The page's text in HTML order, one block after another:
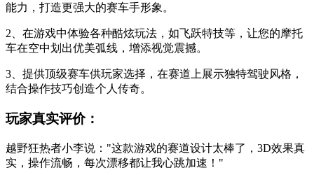
能力，打造更强大的赛车手形象。
2、在游戏中体验各种酷炫玩法，如飞跃特技等，让您的摩托
车在空中划出优美弧线，增添视觉震撼。
3、提供顶级赛车供玩家选择，在赛道上展示独特驾驶风格，
结合操作技巧创造个人传奇。
玩家真实评价：
越野狂热者小李说："这款游戏的赛道设计太棒了，3D效果真
实，操作流畅，每次漂移都让我心跳加速！"